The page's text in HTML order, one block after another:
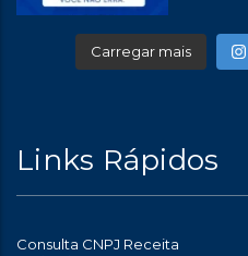
Carregar mais
Links Rápidos
Consulta CNPJ Receita